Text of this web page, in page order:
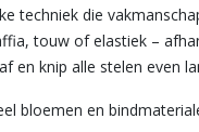
techniek die
touw of elastiek –
en knip alle stelen even
bloemen en